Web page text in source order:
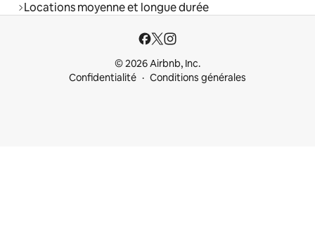
Locations moyenne et longue durée
© 2026 Airbnb, Inc.
Confidentialité
Conditions générales